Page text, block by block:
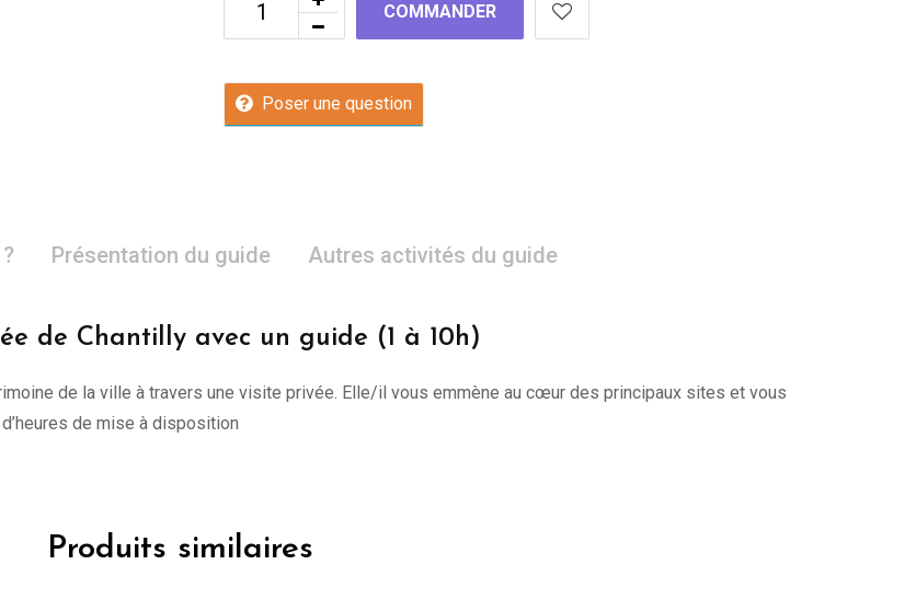
COMMANDER
Poser une question
Présentation du guide Autres activités du guide
de Chantilly avec un guide (1 à 10h)
de la ville à travers une visite privée. Elle/il vous emmène au cœur des principaux sites et vous
de mise à disposition
Produits similaires